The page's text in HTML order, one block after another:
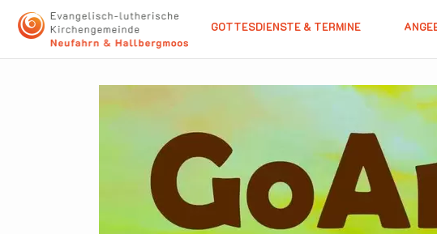
GOTTESDIENSTE & TERMINE